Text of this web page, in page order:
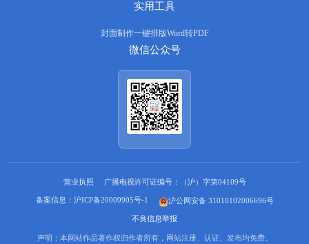
实用工具
封面制作一键排版Word转PDF
微信公众号
营业执照 广播电视许可证编号：（沪）字第04109号
备案信息：沪ICP备20009905号-1 沪公网安备 31010102006696号
不良信息举报
声明：本网站作品著作权归作者所有，网站注册、认证、发布均免费。